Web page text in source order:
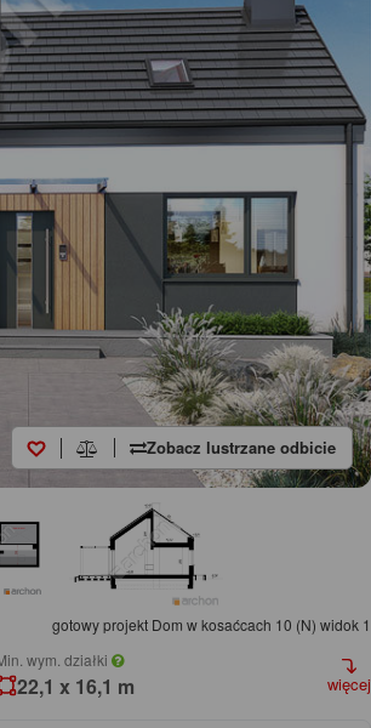
Zobacz lustrzane odbicie
gotowy projekt Dom w kosaćcach 10 (N) widok 1
wym. działki
22,1 x 16,1 m więcej